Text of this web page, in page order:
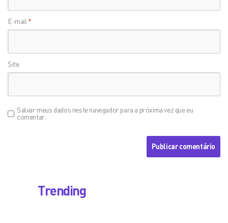
E-mail *
Site
Salvar meus dados neste navegador para a próxima vez que eu
comentar.
Trending